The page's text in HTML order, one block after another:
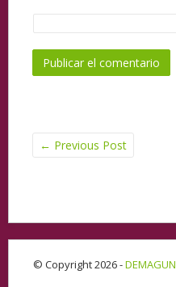
← Previous Post
© Copyright 2026 -DEMAGUN